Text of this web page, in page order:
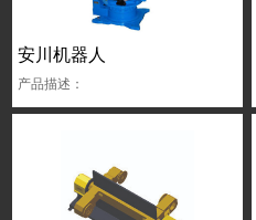
安川机器人
产品描述：